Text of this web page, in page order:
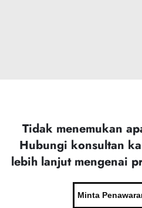
Tidak menemukan
Hubungi konsultan
lebih lanjut mengenai
Minta